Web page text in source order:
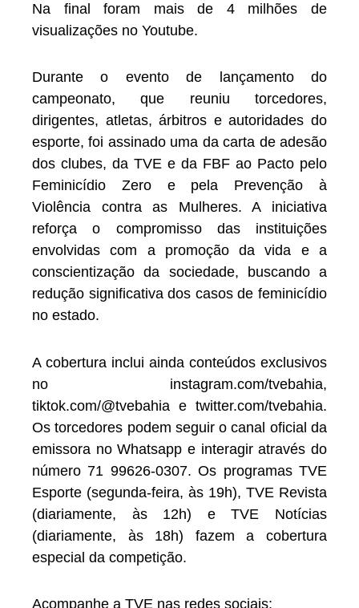
Na final foram mais de 4 milhões de
visualizações no Youtube.
Durante o evento de lançamento do
campeonato, que reuniu torcedores,
dirigentes, atletas, árbitros e autoridades do
esporte, foi assinado uma da carta de adesão
dos clubes, da TVE e da FBF ao Pacto pelo
Feminicídio Zero e pela Prevenção à
Violência contra as Mulheres. A iniciativa
reforça o compromisso das instituições
envolvidas com a promoção da vida e a
conscientização da sociedade, buscando a
redução significativa dos casos de feminicídio
no estado.
A cobertura inclui ainda conteúdos exclusivos
no instagram.com/tvebahia,
tiktok.com/@tvebahia e twitter.com/tvebahia.
Os torcedores podem seguir o canal oficial da
emissora no Whatsapp e interagir através do
número 71 99626-0307. Os programas TVE
Esporte (segunda-feira, às 19h), TVE Revista
(diariamente, às 12h) e TVE Notícias
(diariamente, às 18h) fazem a cobertura
especial da competição.
Acompanhe a TVE nas redes sociais: